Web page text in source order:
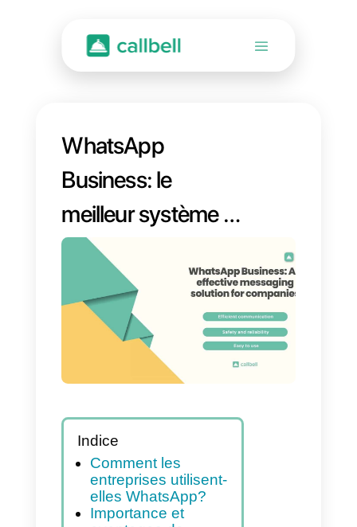
WhatsApp
Business: le
meilleur système de
messagerie
d’entreprise
efficace